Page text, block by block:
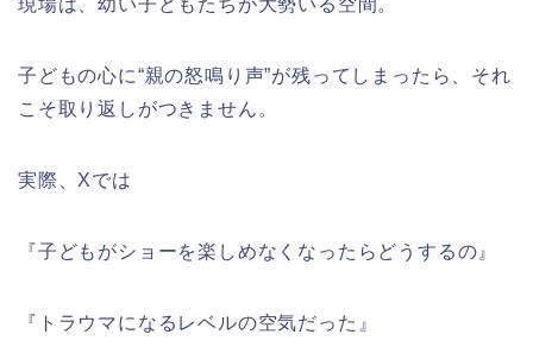
子どもの心に“親の怒鳴り声”が残ってしまったら、それ
こそ取り返しがつきません。
実際、Xでは
『子どもがショーを楽しめなくなったらどうするの』
『トラウマになるレベルの空気だった』